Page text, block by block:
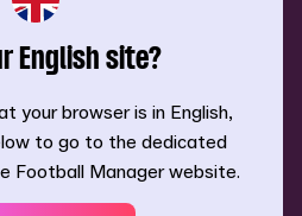
English site?
your browser is in English,
to go to the dedicated
Football Manager website.